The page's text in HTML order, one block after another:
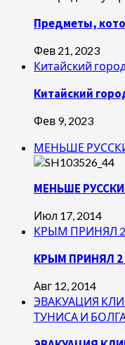
Предметы,
Фев 21, 2023
Китайский
Китайский
Фев 9, 2023
МЕНЬШЕ
МЕНЬШЕ
Июл 17, 2014
КРЫМ ПРИНЯЛ
КРЫМ ПРИНЯЛ
Авг 12, 2014
ЭВАКУАЦИЯ
ТУНИСА И